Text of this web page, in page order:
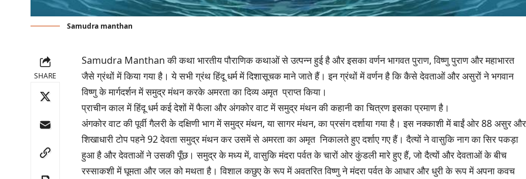
Samudra manthan
SHARE
Samudra Manthan की कथा भारतीय पौराणिक कथाओं से उत्पन्न हुई है और इसका वर्णन भागवत पुराण, विष्णु पुराण और महाभारत
जैसे ग्रंथों में किया गया है। ये सभी ग्रंथ हिंदू धर्म में दिशासूचक माने जाते हैं। इन ग्रंथों में वर्णन है कि कैसे देवताओं और असुरों ने भगवान
विष्णु के मार्गदर्शन में समुद्र मंथन करके अमरता का दिव्य अमृत प्राप्त किया।
प्राचीन काल में हिंदू धर्म कई देशों में फैला और अंगकोर वाट में समुद्र मंथन की कहानी का चित्रण इसका प्रमाण है।
अंगकोर वाट की पूर्वी गैलरी के दक्षिणी भाग में समुद्र मंथन, या सागर मंथन, का प्रसंग दर्शाया गया है। इस नक्काशी में बाईं ओर 88 असुर और
शिखाधारी टोप पहने 92 देवता समुद्र मंथन कर उसमें से अमरता का अमृत निकालते हुए दर्शाए गए हैं। दैत्यों ने वासुकि नाग का सिर पकड़ा
हुआ है और देवताओं ने उसकी पूँछ। समुद्र के मध्य में, वासुकि मंदरा पर्वत के चारों ओर कुंडली मारे हुए हैं, जो दैत्यों और देवताओं के बीच
रस्साकशी में घूमता और जल को मथता है। विशाल कछुए के रूप में अवतरित विष्णु ने मंदरा पर्वत के आधार और धुरी के रूप में अपना कवच